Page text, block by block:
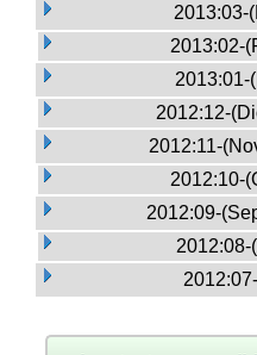
2013:03-
2013:02-
2013:01-
2012:12-
2012:11-
2012:10-
2012:09-
2012:08-